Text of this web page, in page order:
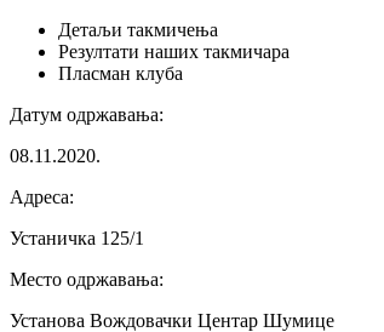
Детаљи такмичења
Резултати наших такмичара
Пласман клуба
Датум одржавања:
08.11.2020.
Адреса:
Устаничка 125/1
Место одржавања:
Установа Вождовачки Центар Шумице